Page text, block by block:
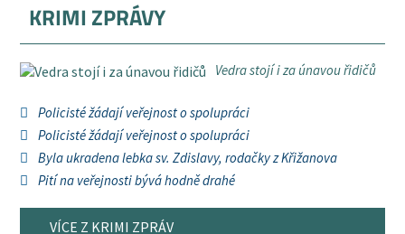
KRIMI ZPRÁVY
Vedra stojí i za únavou řidičů
Policisté žádají veřejnost o spolupráci
Policisté žádají veřejnost o spolupráci
Byla ukradena lebka sv. Zdislavy, rodačky z Křižanova
Pití na veřejnosti bývá hodně drahé
VÍCE Z KRIMI ZPRÁV